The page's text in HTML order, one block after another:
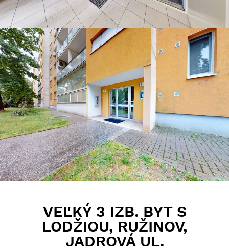
VEĽKÝ 3 IZB. BYT S
LODŽIOU, RUŽINOV,
JADROVÁ UL.